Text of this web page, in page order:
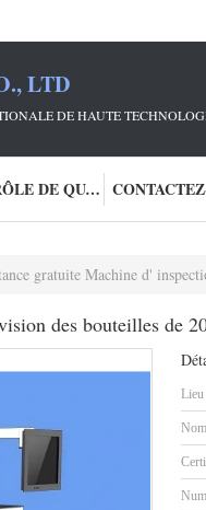
LTD
DE HAUTE
CONTRÔLE DE QUALITÉ
gratuite Machine d'
des bouteilles de
Lieu